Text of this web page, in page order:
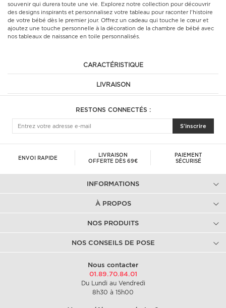
souvenir qui durera toute une vie. Explorez notre collection pour découvrir
des designs inspirants et personnalisez votre tableau pour raconter l'histoire
de votre bébé dès le premier jour. Offrez un cadeau qui touche le cœur et
ajoutez une touche personnelle à la décoration de la chambre de bébé avec
nos tableaux de naissance en toile personnalisés.
CARACTÉRISTIQUE
LIVRAISON
RESTONS CONNECTÉS :
S'inscrire
ENVOI RAPIDE
LIVRAISON
OFFERTE DÈS 69€
PAIEMENT
SÉCURISÉ
INFORMATIONS
À PROPOS
NOS PRODUITS
NOS CONSEILS DE POSE
Nous contacter
01.89.70.84.01
Du Lundi au Vendredi
8h30 à 15h00